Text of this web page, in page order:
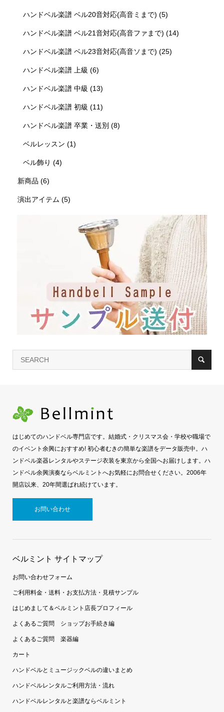
ハンドベル楽譜 ベル20音対応(高音ミまで) (5)
ハンドベル楽譜 ベル21音対応(高音ファまで) (14)
ハンドベル楽譜 ベル23音対応(高音ソまで) (25)
ハンドベル楽譜 上級 (6)
ハンドベル楽譜 中級 (13)
ハンドベル楽譜 初級 (11)
ハンドベル楽譜 卒業・送別 (8)
ベルレッスン (1)
ベル飾り (4)
新商品 (6)
演出アイテム (5)
はじめてのハンドベル専門店です。結婚式・クリスマス会・学校や職場で
のイベント余興におすすめ! 初心者むきの簡単な楽譜をデータ販売中。ハ
ンドベル楽器レンタルやステージ衣装を東京から全国へお届けします。ハ
ンドベル余興演奏ならベルミントへお気軽にお問合せください。2006年
開店以来、20年間選ばれ続けています。
お問い合わせ
ベルミント サイトマップ
お問い合わせフォーム
ご利用料金・送料・お支払方法・見積サンプル
はじめまして＆ベルミント店長プロフィール
よくあるご質問 ショップお手続き編
よくあるご質問 楽器編
カート
ハンドベルとミュージックベルの違いまとめ
ハンドベルレンタルご利用方法・流れ
ハンドベルレンタルと楽譜ならベルミント